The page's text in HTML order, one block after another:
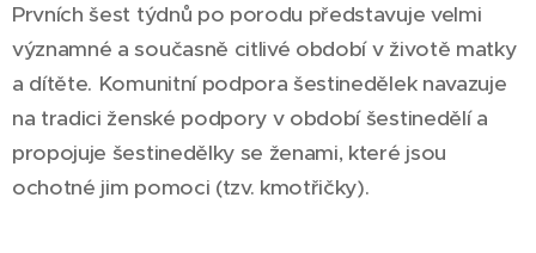
Prvních šest týdnů po porodu představuje velmi
významné a současně citlivé období v životě matky
a dítěte. Komunitní podpora šestinedělek navazuje
na tradici ženské podpory v období šestinedělí a
propojuje šestinedělky se ženami, které jsou
ochotné jim pomoci (tzv. kmotřičky).